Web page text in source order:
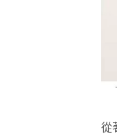
從